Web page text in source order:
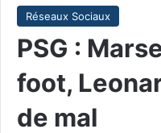
Réseaux Sociaux
PSG :
foot,
de mal